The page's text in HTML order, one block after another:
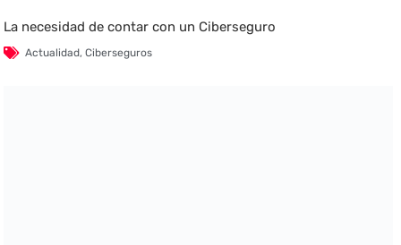
La necesidad de contar con un Ciberseguro
Actualidad,Ciberseguros